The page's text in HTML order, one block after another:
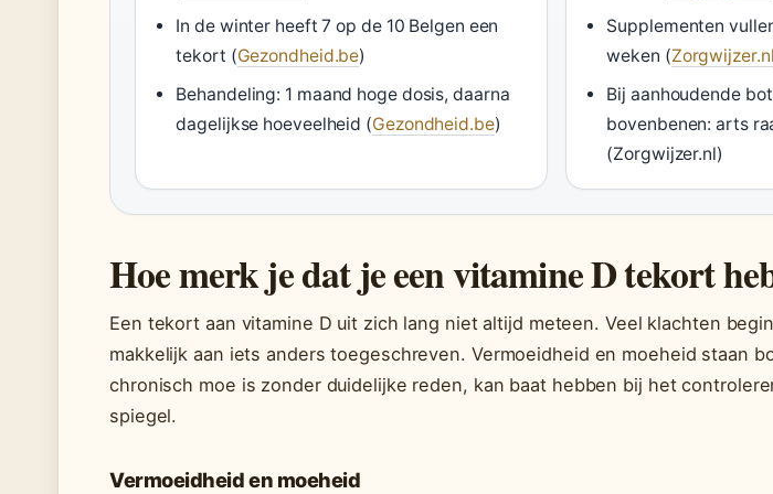
In de winter heeft 7 op de 10 Belgen een
tekort (Gezondheid.be)
Behandeling: 1 maand hoge dosis, daarna
dagelijkse hoeveelheid (Gezondheid.be)
Supplementen
weken (Zorgwijzer.nl
Bij aanhoudende
bovenbenen: arts
(Zorgwijzer.nl)
Hoe merk je dat je een vitamine D tekort
Een tekort aan vitamine D uit zich lang niet altijd meteen. Veel klachten
makkelijk aan iets anders toegeschreven. Vermoeidheid en moeheid staan
chronisch moe is zonder duidelijke reden, kan baat hebben bij het
spiegel.
Vermoeidheid en moeheid